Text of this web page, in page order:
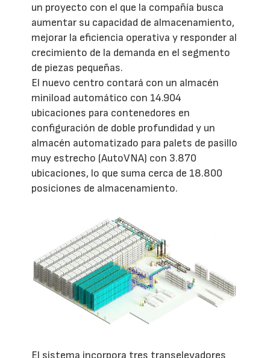
un proyecto con el que la compañía busca
aumentar su capacidad de almacenamiento,
mejorar la eficiencia operativa y responder al
crecimiento de la demanda en el segmento
de piezas pequeñas.
El nuevo centro contará con un almacén
miniload automático con 14.904
ubicaciones para contenedores en
configuración de doble profundidad y un
almacén automatizado para palets de pasillo
muy estrecho (AutoVNA) con 3.870
ubicaciones, lo que suma cerca de 18.800
posiciones de almacenamiento.
El sistema incorpora tres transelevadores